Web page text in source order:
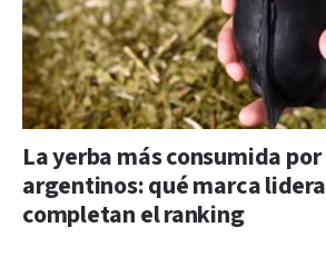
La yerba más consumida por
argentinos: qué marca
completan el ranking